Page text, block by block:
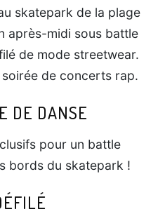
skatepark de la plage
après-midi sous battle
de mode streetwear.
de concerts rap.
DE DANSE
pour un battle
bords du skatepark !